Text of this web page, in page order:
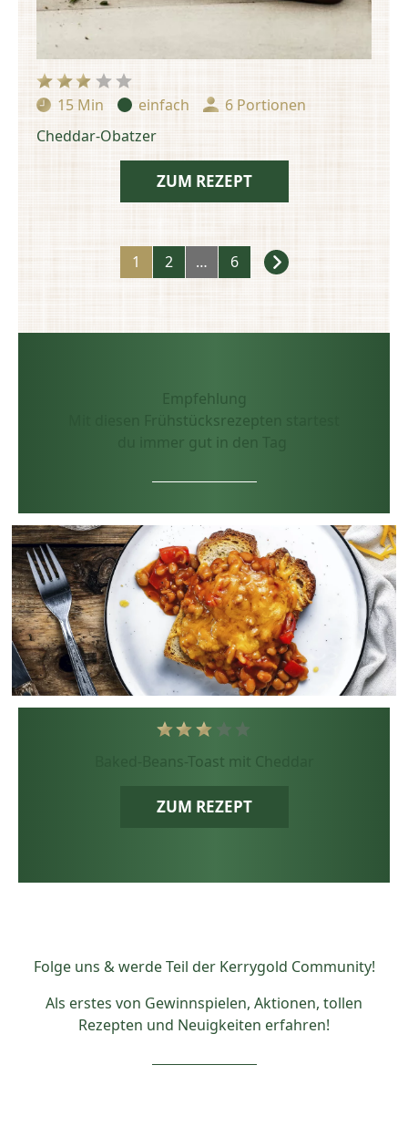
Zubereitungszeit:
15 Min Schwierigkeit:
einfach Portionen:
6 Portionen
Cheddar-Obatzer
ZUM REZEPT
Rezepte
1 2 … 6
Empfehlung
Mit diesen Frühstücksrezepten startest
du immer gut in den Tag
Baked-Beans-Toast mit Cheddar
ZUM REZEPT
Folge uns & werde Teil der Kerrygold Community!
Als erstes von Gewinnspielen, Aktionen, tollen
Rezepten und Neuigkeiten erfahren!